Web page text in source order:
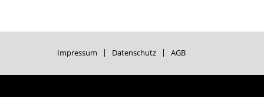
Impressum Datenschutz AGB